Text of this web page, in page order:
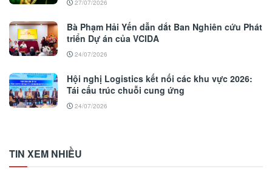
27/07/2026
Bà Phạm Hải Yến dẫn dắt Ban Nghiên cứu Phát
triển Dự án của VCIDA
24/07/2026
Hội nghị Logistics kết nối các khu vực 2026:
Tái cấu trúc chuỗi cung ứng
24/07/2026
TIN XEM NHIỀU